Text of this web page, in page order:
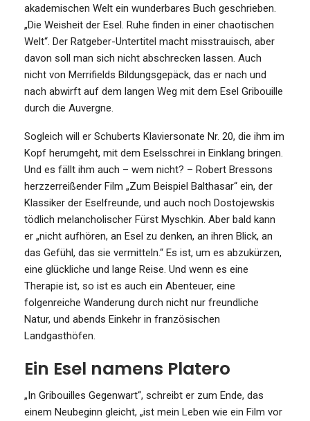
akademischen Welt ein wunderbares Buch geschrieben.
„Die Weisheit der Esel. Ruhe finden in einer chaotischen
Welt“. Der Ratgeber-Untertitel macht misstrauisch, aber
davon soll man sich nicht abschrecken lassen. Auch
nicht von Merrifields Bildungsgepäck, das er nach und
nach abwirft auf dem langen Weg mit dem Esel Gribouille
durch die Auvergne.
Sogleich will er Schuberts Klaviersonate Nr. 20, die ihm im
Kopf herumgeht, mit dem Eselsschrei in Einklang bringen.
Und es fällt ihm auch – wem nicht? – Robert Bressons
herzzerreißender Film „Zum Beispiel Balthasar“ ein, der
Klassiker der Eselfreunde, und auch noch Dostojewskis
tödlich melancholischer Fürst Myschkin. Aber bald kann
er „nicht aufhören, an Esel zu denken, an ihren Blick, an
das Gefühl, das sie vermitteln.“ Es ist, um es abzukürzen,
eine glückliche und lange Reise. Und wenn es eine
Therapie ist, so ist es auch ein Abenteuer, eine
folgenreiche Wanderung durch nicht nur freundliche
Natur, und abends Einkehr in französischen
Landgasthöfen.
Ein Esel namens Platero
„In Gribouilles Gegenwart“, schreibt er zum Ende, das
einem Neubeginn gleicht, „ist mein Leben wie ein Film vor